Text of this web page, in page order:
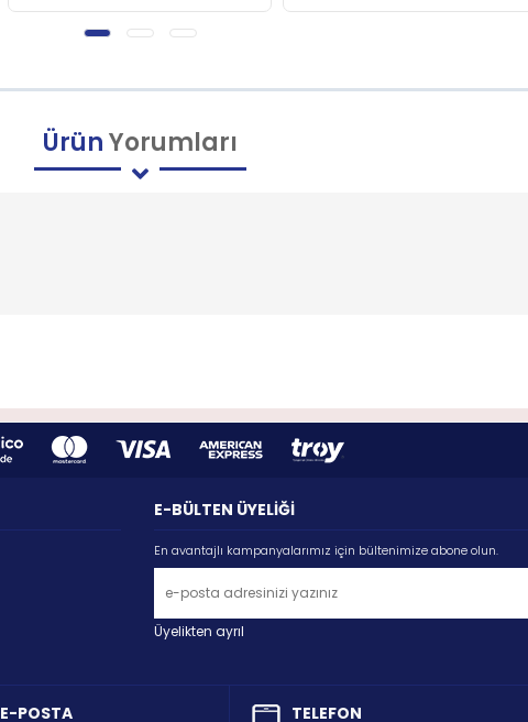
ÜrünYorumları
E-BÜLTEN ÜYELİĞİ
En avantajlı kampanyalarımız için bültenimize abone olun.
Üyelikten ayrıl
E-POSTA TELEFON